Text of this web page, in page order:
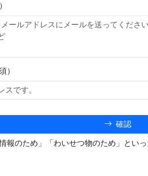
）
確認
報のため」「わいせつ物のため」とい